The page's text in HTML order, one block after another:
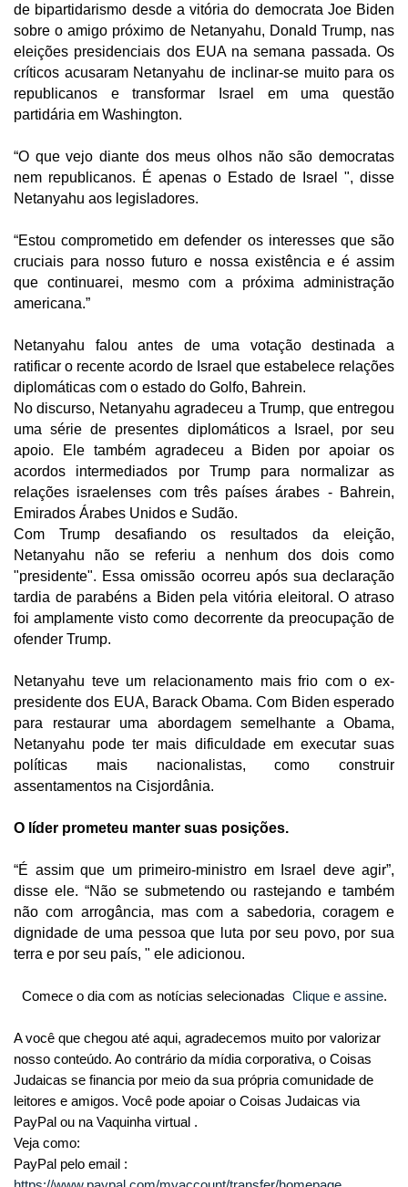
de bipartidarismo desde a vitória do democrata Joe Biden
sobre o amigo próximo de Netanyahu, Donald Trump, nas
eleições presidenciais dos EUA na semana passada. Os
críticos acusaram Netanyahu de inclinar-se muito para os
republicanos e transformar Israel em uma questão
partidária em Washington.
“O que vejo diante dos meus olhos não são democratas
nem republicanos. É apenas o Estado de Israel ", disse
Netanyahu aos legisladores.
“Estou comprometido em defender os interesses que são
cruciais para nosso futuro e nossa existência e é assim
que continuarei, mesmo com a próxima administração
americana.”
Netanyahu falou antes de uma votação destinada a
ratificar o recente acordo de Israel que estabelece relações
diplomáticas com o estado do Golfo, Bahrein.
No discurso, Netanyahu agradeceu a Trump, que entregou
uma série de presentes diplomáticos a Israel, por seu
apoio. Ele também agradeceu a Biden por apoiar os
acordos intermediados por Trump para normalizar as
relações israelenses com três países árabes - Bahrein,
Emirados Árabes Unidos e Sudão.
Com Trump desafiando os resultados da eleição,
Netanyahu não se referiu a nenhum dos dois como
"presidente". Essa omissão ocorreu após sua declaração
tardia de parabéns a Biden pela vitória eleitoral. O atraso
foi amplamente visto como decorrente da preocupação de
ofender Trump.
Netanyahu teve um relacionamento mais frio com o ex-
presidente dos EUA, Barack Obama. Com Biden esperado
para restaurar uma abordagem semelhante a Obama,
Netanyahu pode ter mais dificuldade em executar suas
políticas mais nacionalistas, como construir
assentamentos na Cisjordânia.
O líder prometeu manter suas posições.
“É assim que um primeiro-ministro em Israel deve agir”,
disse ele. “Não se submetendo ou rastejando e também
não com arrogância, mas com a sabedoria, coragem e
dignidade de uma pessoa que luta por seu povo, por sua
terra e por seu país, " ele adicionou.
Comece o dia com as notícias selecionadas Clique e assine.
A você que chegou até aqui, agradecemos muito por valorizar
nosso conteúdo. Ao contrário da mídia corporativa, o Coisas
Judaicas se financia por meio da sua própria comunidade de
leitores e amigos. Você pode apoiar o Coisas Judaicas via
PayPal ou na Vaquinha virtual .
Veja como:
PayPal pelo email :